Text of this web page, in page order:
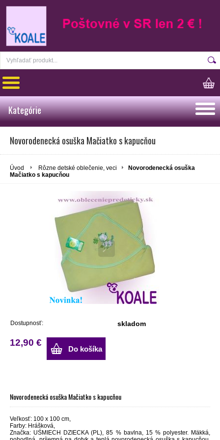
Kategórie
Novorodenecká osuška Mačiatko s kapucňou
Úvod Rôzne detské oblečenie, veci
Novorodenecká osuška
Mačiatko s kapucňou
Dostupnosť: skladom
12,90 €
Do košíka
Novorodenecká osuška Mačiatko s kapucňou
Veľkosť: 100 x 100 cm,
Farby: Hrášková,
Značka: UŚMIECH DZIECKA (PL), 85 % bavlna, 15 % polyester. Mäkká,